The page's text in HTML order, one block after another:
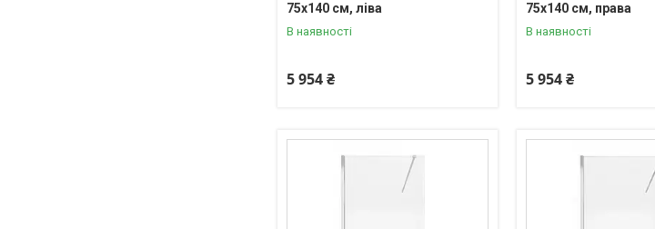
75х140 см, ліва
В наявності
5 954 ₴
75х140 см, права
В наявності
5 954 ₴